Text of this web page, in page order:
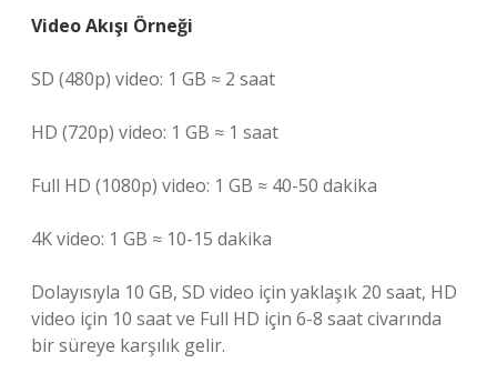
Video Akışı Örneği
SD (480p) video: 1 GB ≈ 2 saat
HD (720p) video: 1 GB ≈ 1 saat
Full HD (1080p) video: 1 GB ≈ 40-50 dakika
4K video: 1 GB ≈ 10-15 dakika
Dolayısıyla 10 GB, SD video için yaklaşık 20 saat, HD
video için 10 saat ve Full HD için 6-8 saat civarında
bir süreye karşılık gelir.